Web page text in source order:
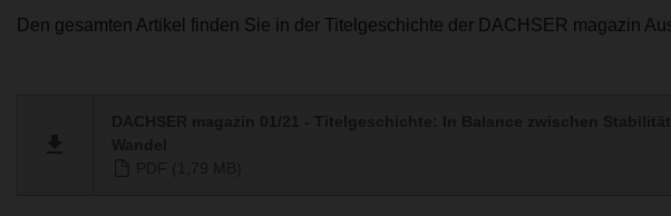
Den gesamten Artikel finden Sie in der Titelgeschichte der DACHSER magazin